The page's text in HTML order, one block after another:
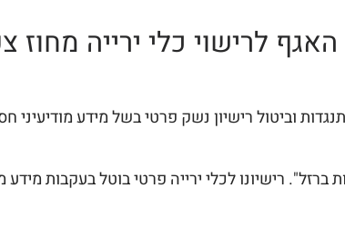
לרישוי כלי ירייה מחוז
וביטול רישיון נשק פרטי בשל מידע מודיעיני
ביחידה מיוחדת, אשר שרת תקופה ארוכה תחת צו 8 במלחמת "חרבות ברזל". רישיונו לכלי ירייה פרטי בוטל